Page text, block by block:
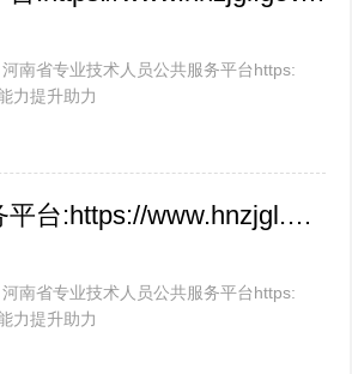
南省专业技术人员公共服务平台https:
力提升助力
河南省专业技术人员公共服务平台:https://www.hnzjgl.gov.cn/
南省专业技术人员公共服务平台https:
力提升助力